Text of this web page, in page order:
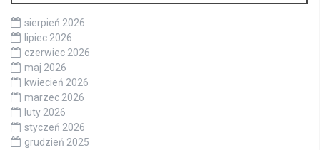
sierpień 2026
lipiec 2026
czerwiec 2026
maj 2026
kwiecień 2026
marzec 2026
luty 2026
styczeń 2026
grudzień 2025